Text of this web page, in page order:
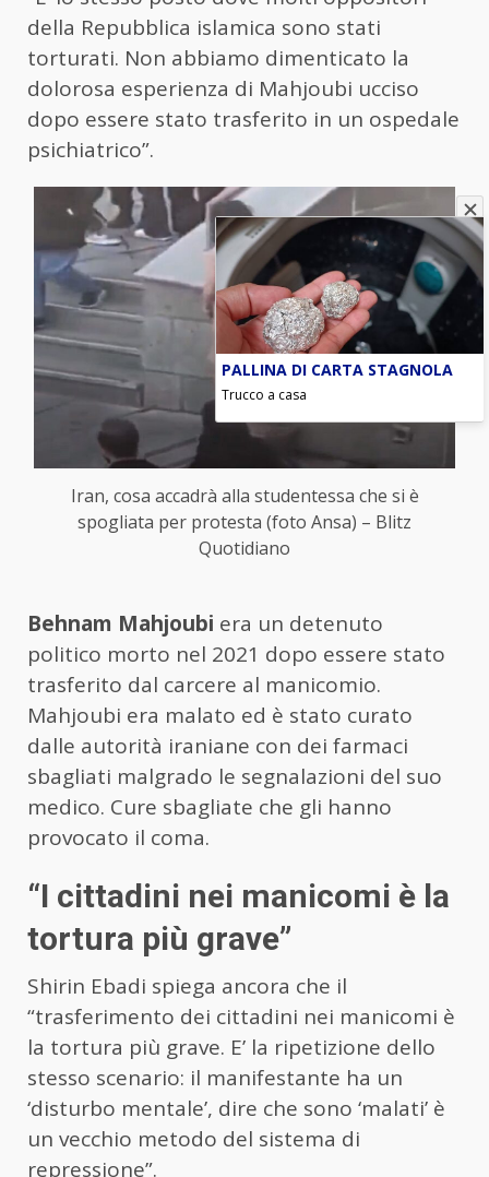
della Repubblica islamica sono stati
torturati. Non abbiamo dimenticato la
dolorosa esperienza di Mahjoubi ucciso
dopo essere stato trasferito in un ospedale
psichiatrico”.
Iran, cosa accadrà alla studentessa che si è
spogliata per protesta (foto Ansa) – Blitz
Quotidiano
Behnam Mahjoubi era un detenuto
politico morto nel 2021 dopo essere stato
trasferito dal carcere al manicomio.
Mahjoubi era malato ed è stato curato
dalle autorità iraniane con dei farmaci
sbagliati malgrado le segnalazioni del suo
medico. Cure sbagliate che gli hanno
provocato il coma.
“I cittadini nei manicomi è la
tortura più grave”
Shirin Ebadi spiega ancora che il
“trasferimento dei cittadini nei manicomi è
la tortura più grave. E’ la ripetizione dello
stesso scenario: il manifestante ha un
‘disturbo mentale’, dire che sono ‘malati’ è
un vecchio metodo del sistema di
repressione”.
PALLINA DI CARTA STAGNOLA
Trucco a casa